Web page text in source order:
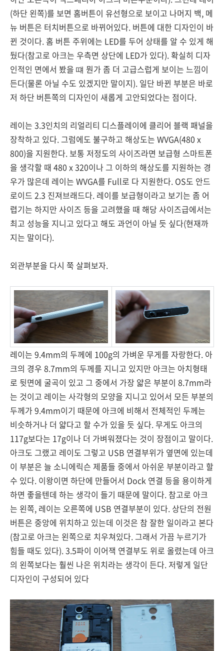
(하단 왼쪽)를 보면 홈버튼이 유선형으로 보이고 나머지 백, 메
뉴 버튼은 터치버튼으로 바뀌어있다. 버튼에 대한 디자인이 바
뀐 것이다. 홈 버튼 주위에는 LED를 두어 상태를 알 수 있게 해
뒀다(참고로 아크는 우측면 상단에 LED가 있다). 확실히 디자
인적인 면에서 봤을 떄 뭔가 좀 더 고급스럽게 보이는 느낌이
든다(물론 아닐 수도 있겠지만 말이지). 일단 바뀐 부분은 바로
저 하단 버튼쪽의 디자인이 새롭게 고안되었다는 점이다.
레이는 3.3인치의 리얼리티 디스플레이에 클리어 블랙 패널을
장착하고 있다. 그럼에도 불구하고 해상도는 WVGA(480 x
800)을 지원한다. 보통 저정도의 사이즈라면 보급형 스마트폰
을 생각할 때 480 x 320이나 그 이하의 해상도를 지원하는 경
우가 많은데 레이는 WVGA를 Full로 다 지원한다. OS도 안드
로이드 2.3 진져브래드다. 레이를 보급형이라고 보기는 좀 어
렵기는 하지만 사이즈 등을 고려했을 때 해당 사이즈급에서는
최고 성능을 지니고 있다고 해도 과언이 아닐 듯 싶다(현재까
지는 말이다).
외관부분을 다시 쭉 살펴보자.
레이는 9.4mm의 두께에 100g의 가벼운 무게를 자랑한다. 아
크의 경우 8.7mm의 두께를 지니고 있지만 아크는 아치형태
로 뒷면에 굴곡이 있고 그 중에서 가장 얇은 부분이 8.7mm라
는 것이고 레이는 사각형의 모양을 지니고 있어서 모든 부분의
두께가 9.4mm이기 때문에 아크에 비해서 전체적인 두께는
비슷하거나 더 얇다고 할 수가 있을 듯 싶다. 무게도 아크의
117g보다는 17g이나 더 가벼워졌다는 것이 장점이고 말이다.
아크도 그랬고 레이도 그렇고 USB 연결부위가 옆면에 있는데
이 부분은 늘 소니에릭슨 제품들 중에서 아쉬운 부분이라고 할
수 있다. 이왕이면 하단에 만들어서 Dock 연결 등을 용이하게
하면 좋을텐데 하는 생각이 들기 때문에 말이다. 참고로 아크
는 왼쪽, 레이는 오른쪽에 USB 연결부분이 있다. 상단의 전원
버튼은 중앙에 위치하고 있는데 이것은 참 잘한 일이라고 본다
(참고로 아크는 왼쪽으로 치우쳐있다. 그래서 가끔 누르기가
힘들 때도 있다). 3.5파이 이어잭 연결부도 위로 올렸는데 아크
의 왼쪽보다는 훨씬 나은 위치라는 생각이 든다. 저렇게 일단
디자인이 구성되어 있다